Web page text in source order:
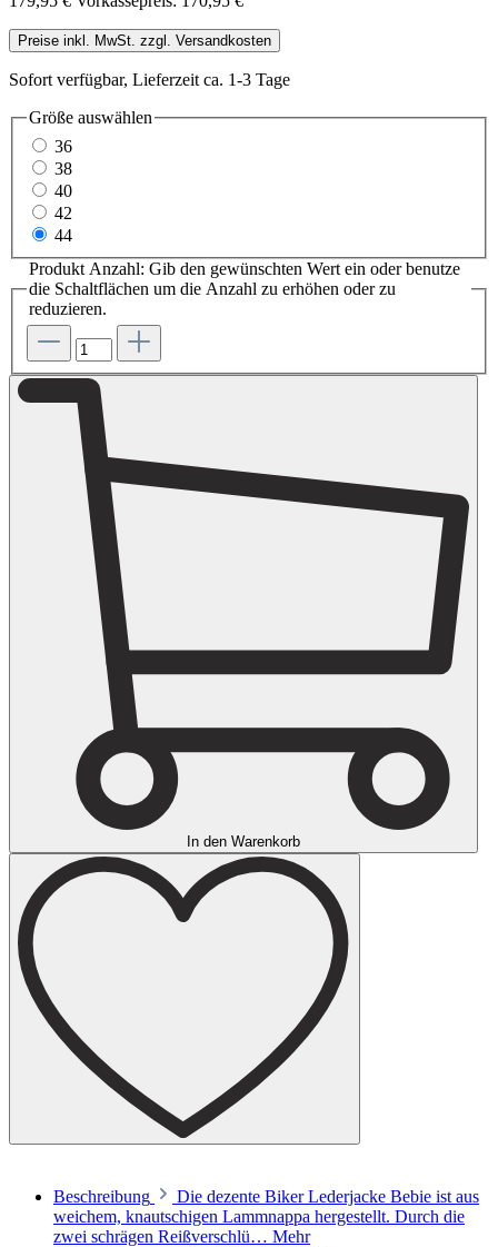
Preise inkl. MwSt. zzgl. Versandkosten
Sofort verfügbar, Lieferzeit ca. 1-3 Tage
Größe auswählen
36
38
40
42
44
Produkt Anzahl: Gib den gewünschten Wert ein oder benutze
die Schaltflächen um die Anzahl zu erhöhen oder zu
reduzieren.
In den Warenkorb
Beschreibung
Die dezente Biker Lederjacke Bebie ist aus
weichem, knautschigen Lammnappa hergestellt. Durch die
zwei schrägen Reißverschlü… Mehr